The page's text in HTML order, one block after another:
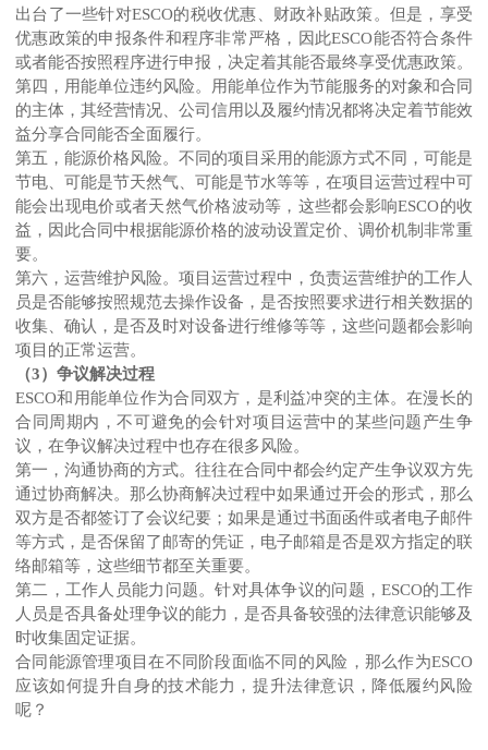
出台了一些针对ESCO的税收优惠、财政补贴政策。但是，享受
优惠政策的申报条件和程序非常严格，因此ESCO能否符合条件
或者能否按照程序进行申报，决定着其能否最终享受优惠政策。
第四，用能单位违约风险。用能单位作为节能服务的对象和合同
的主体，其经营情况、公司信用以及履约情况都将决定着节能效
益分享合同能否全面履行。
第五，能源价格风险。不同的项目采用的能源方式不同，可能是
节电、可能是节天然气、可能是节水等等，在项目运营过程中可
能会出现电价或者天然气价格波动等，这些都会影响ESCO的收
益，因此合同中根据能源价格的波动设置定价、调价机制非常重
要。
第六，运营维护风险。项目运营过程中，负责运营维护的工作人
员是否能够按照规范去操作设备，是否按照要求进行相关数据的
收集、确认，是否及时对设备进行维修等等，这些问题都会影响
项目的正常运营。
（3）争议解决过程
ESCO和用能单位作为合同双方，是利益冲突的主体。在漫长的
合同周期内，不可避免的会针对项目运营中的某些问题产生争
议，在争议解决过程中也存在很多风险。
第一，沟通协商的方式。往往在合同中都会约定产生争议双方先
通过协商解决。那么协商解决过程中如果通过开会的形式，那么
双方是否都签订了会议纪要；如果是通过书面函件或者电子邮件
等方式，是否保留了邮寄的凭证，电子邮箱是否是双方指定的联
络邮箱等，这些细节都至关重要。
第二，工作人员能力问题。针对具体争议的问题，ESCO的工作
人员是否具备处理争议的能力，是否具备较强的法律意识能够及
时收集固定证据。
合同能源管理项目在不同阶段面临不同的风险，那么作为ESCO
应该如何提升自身的技术能力，提升法律意识，降低履约风险
呢？